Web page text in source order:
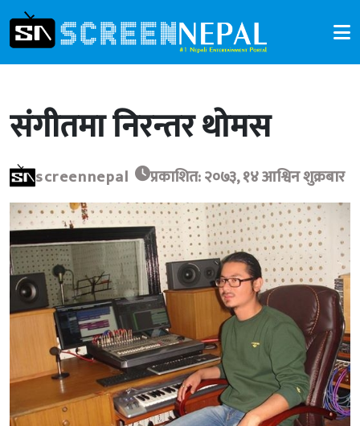
संगीतमा निरन्तर थोमस
screennepal प्रकाशित: २०७३, १४ आश्विन शुक्रबार